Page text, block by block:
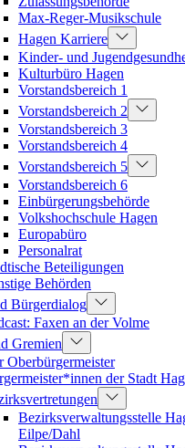
Max-Reger-Musikschule
Hagen Karriere
Kinder- und
Kulturbüro Hagen
Vorstandsbereich 1
Vorstandsbereich 2
Vorstandsbereich 3
Vorstandsbereich 4
Vorstandsbereich 5
Vorstandsbereich 6
Einbürgerungsbehörde
Volkshochschule Hagen
Europabüro
Personalrat
Beteiligungen
Behörden
Bürgerdialog
Faxen an der Volme
Gremien
Oberbürgermeister
der Stadt
Bezirksverwaltungsstelle
Eilpe/Dahl